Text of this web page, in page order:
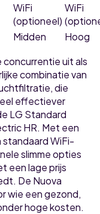
WiFi
(optioneel)
WiFi
Midden
Hoog
concurrentie uit als
combinatie van
die
effectiever
LG Standard
HR. Met een
standaard WiFi-
slimme opties
een lage prijs
De Nuova
wie een gezond,
hoge kosten.